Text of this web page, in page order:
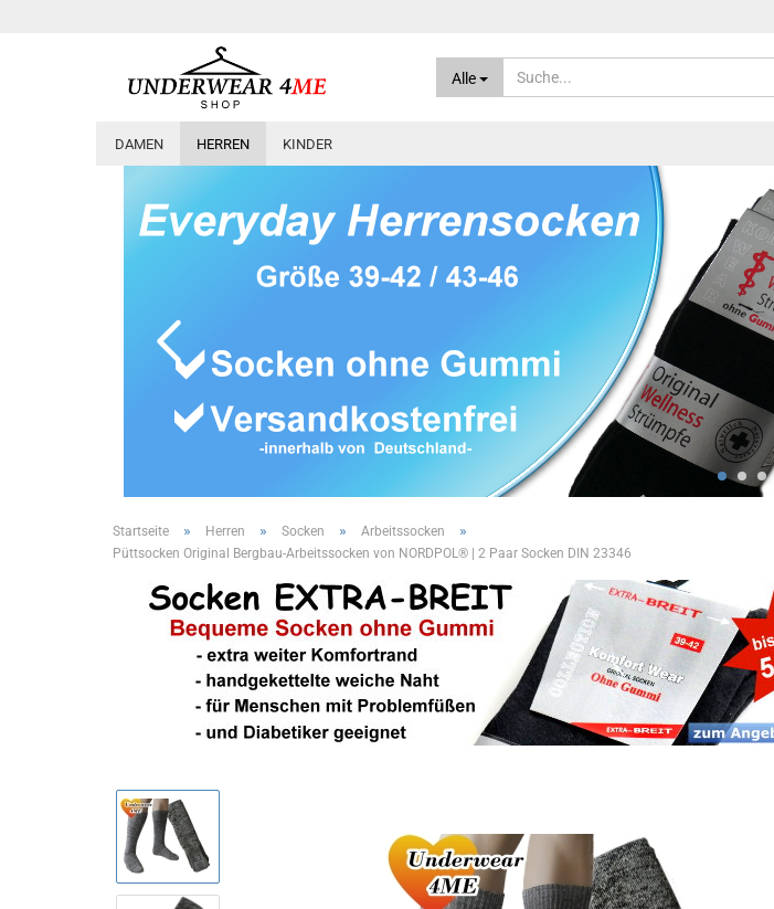
Alle
DAMEN HERREN KINDER
Startseite » Herren » Socken » Arbeitssocken »
Püttsocken Original Bergbau-Arbeitssocken von NORDPOL® | 2 Paar Socken DIN 23346